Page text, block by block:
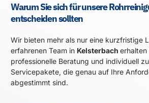
Warum Sie sich für unsere
entscheiden sollten
Wir bieten mehr als nur eine kurzfristige
erfahrenen Team in Kelsterbach erhalten
professionelle Beratung und individuell
Servicepakete, die genau auf Ihre
abgestimmt sind.